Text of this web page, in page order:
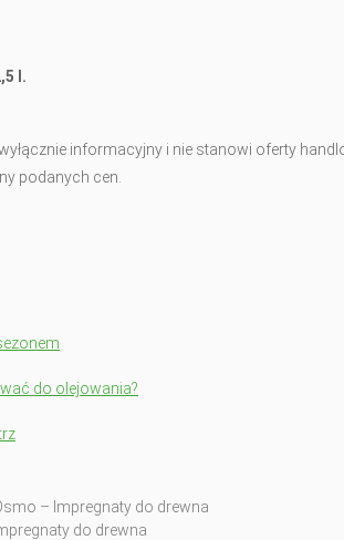
l.
informacyjny i nie stanowi oferty
podanych cen.
do olejowania?
– Impregnaty do drewna
do drewna